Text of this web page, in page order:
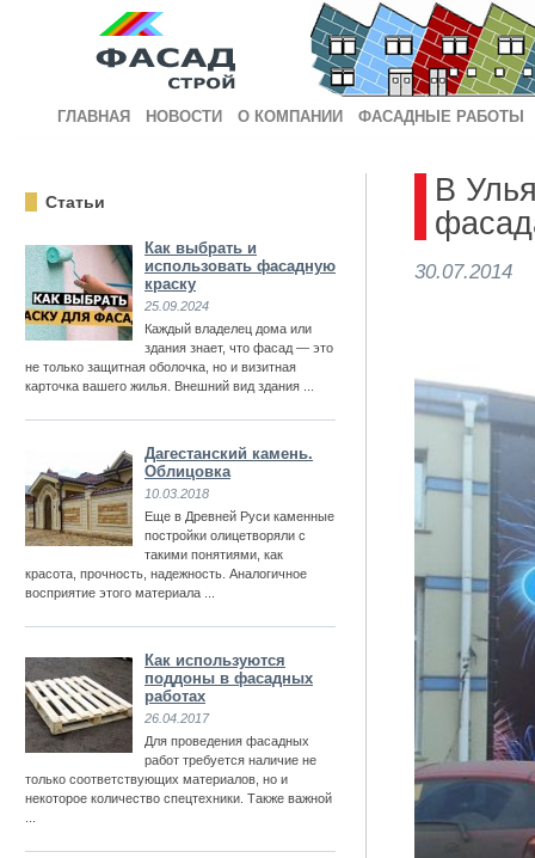
ГЛАВНАЯ НОВОСТИ О КОМПАНИИ ФАСАДНЫЕ РАБОТЫ
Статьи
Как выбрать и
использовать фасадную
краску
25.09.2024
Каждый владелец дома или
здания знает, что фасад — это
не только защитная оболочка, но и визитная
карточка вашего жилья. Внешний вид здания ...
Дагестанский камень.
Облицовка
10.03.2018
Еще в Древней Руси каменные
постройки олицетворяли с
такими понятиями, как
красота, прочность, надежность. Аналогичное
восприятие этого материала ...
Как используются
поддоны в фасадных
работах
26.04.2017
Для проведения фасадных
работ требуется наличие не
только соответствующих материалов, но и
некоторое количество спецтехники. Также важной
В
30.07.2014